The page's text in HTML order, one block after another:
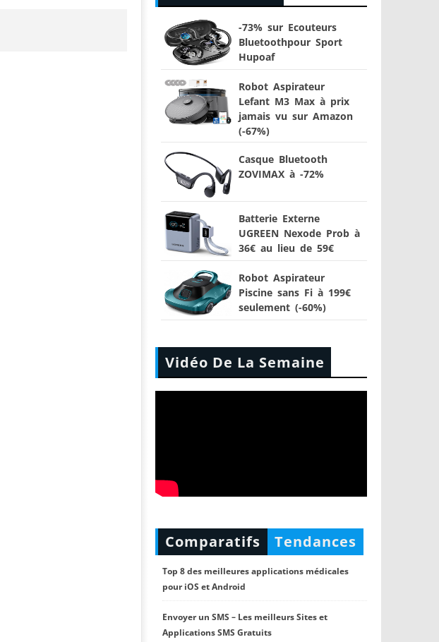
-73% sur Ecouteurs
Bluetoothpour Sport
Hupoaf
Robot Aspirateur
Lefant M3 Max à prix
jamais vu sur Amazon
(-67%)
Casque Bluetooth
ZOVIMAX à -72%
Batterie Externe
UGREEN Nexode Prob à
36€ au lieu de 59€
Robot Aspirateur
Piscine sans Fi à 199€
seulement (-60%)
Vidéo De La Semaine
Comparatifs Tendances
Top 8 des meilleures applications médicales
pour iOS et Android
Envoyer un SMS – Les meilleurs Sites et
Applications SMS Gratuits